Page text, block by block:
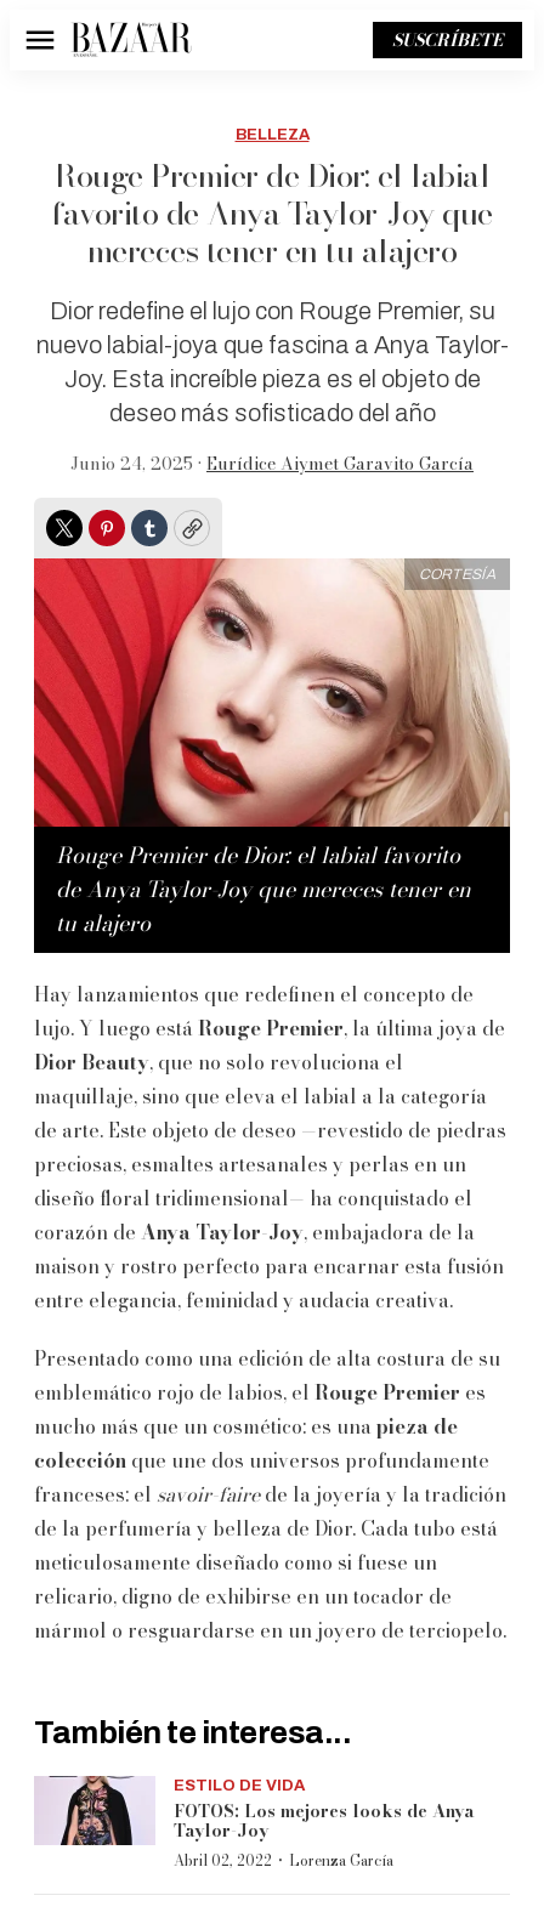
Menú SUSCRÍBETE
BELLEZA
Rouge Premier de Dior: el labial
favorito de Anya Taylor-Joy que
mereces tener en tu alajero
Dior redefine el lujo con Rouge Premier, su
nuevo labial-joya que fascina a Anya Taylor-
Joy. Esta increíble pieza es el objeto de
deseo más sofisticado del año
Junio 24, 2025 • Eurídice Aiymet Garavito García
TwitterPinterest
TumblrCopy
Rouge Premier de Dior: el labial favorito
de Anya Taylor-Joy que mereces tener en
tu alajero
CORTESÍA
Hay lanzamientos que redefinen el concepto de
lujo. Y luego está Rouge Premier, la última joya de
Dior Beauty, que no solo revoluciona el
maquillaje, sino que eleva el labial a la categoría
de arte. Este objeto de deseo —revestido de piedras
preciosas, esmaltes artesanales y perlas en un
diseño floral tridimensional— ha conquistado el
corazón de Anya Taylor-Joy, embajadora de la
maison y rostro perfecto para encarnar esta fusión
entre elegancia, feminidad y audacia creativa.
Presentado como una edición de alta costura de su
emblemático rojo de labios, el Rouge Premier es
mucho más que un cosmético: es una pieza de
colección que une dos universos profundamente
franceses: el savoir-fairede la joyería y la tradición
de la perfumería y belleza de Dior. Cada tubo está
meticulosamente diseñado como si fuese un
relicario, digno de exhibirse en un tocador de
mármol o resguardarse en un joyero de terciopelo.
También te interesa...
ESTILO DE VIDA
FOTOS: Los mejores looks de Anya
Taylor-Joy
Abril 02, 2022 · Lorenza García